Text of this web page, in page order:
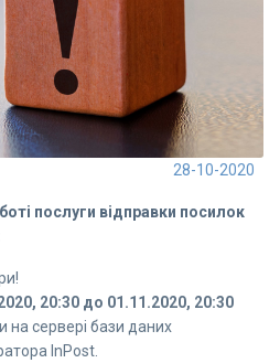
28-10-2020
послуги відправки посилок
20:30 до 01.11.2020, 20:30
на сервері бази даних
InPost.